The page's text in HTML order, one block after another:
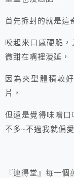
首先拆封的就是這
咬起來口感硬脆
微甜在嘴裡漫延，
因為夾型體積較
片，
但還是覺得味噌
不多~不過我就偏
『連得堂』每一個